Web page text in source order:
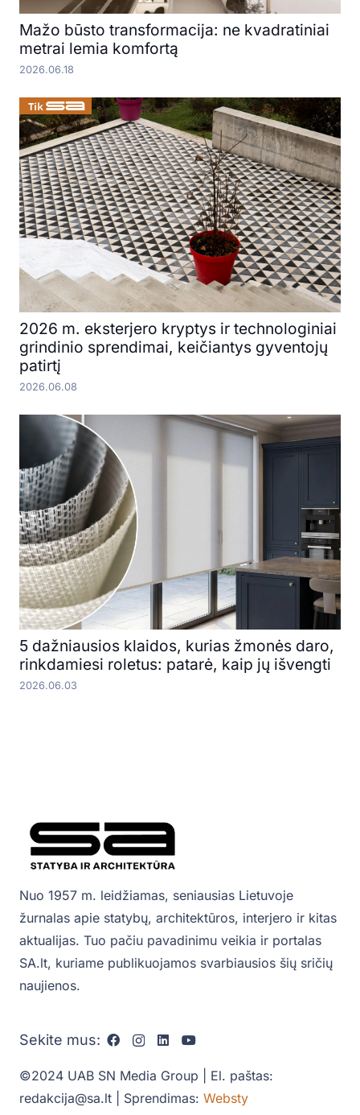
Mažo būsto transformacija: ne kvadratiniai
metrai lemia komfortą
2026.06.18
2026 m. eksterjero kryptys ir technologiniai
grindinio sprendimai, keičiantys gyventojų
patirtį
2026.06.08
5 dažniausios klaidos, kurias žmonės daro,
rinkdamiesi roletus: patarė, kaip jų išvengti
2026.06.03
Nuo 1957 m. leidžiamas, seniausias Lietuvoje
žurnalas apie statybų, architektūros, interjero ir kitas
aktualijas. Tuo pačiu pavadinimu veikia ir portalas
SA.lt, kuriame publikuojamos svarbiausios šių sričių
naujienos.
Sekite mus:
©2024 UAB SN Media Group | El. paštas:
redakcija@sa.lt | Sprendimas: Websty